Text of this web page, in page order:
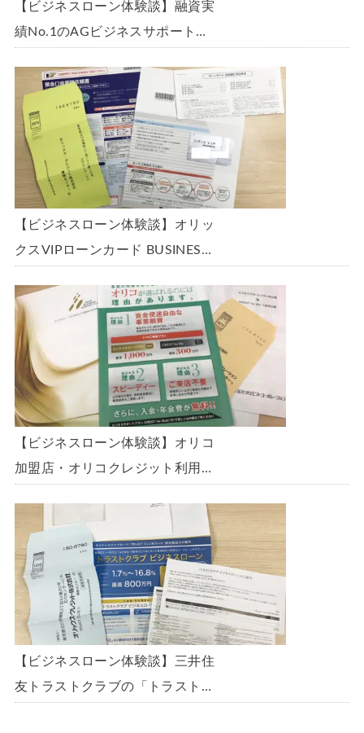
【ビジネスローン体験談】融資実
績No.1のAGビジネスサポート
300万円の枠で翌日に借りられま
した。全手順を丁寧に解説しま
す。
【ビジネスローン体験談】オリッ
クスVIPローンカード BUSINESS
の金利で借りられました。全手順
を丁寧に解説します。
【ビジネスローン体験談】オリコ
加盟店・オリコクレジット利用中
「オリコビジネスサポートプラ
ン」を使う方法がないか、問い合
わせてみた。
【ビジネスローン体験談】三井住
友トラストクラブの「トラストク